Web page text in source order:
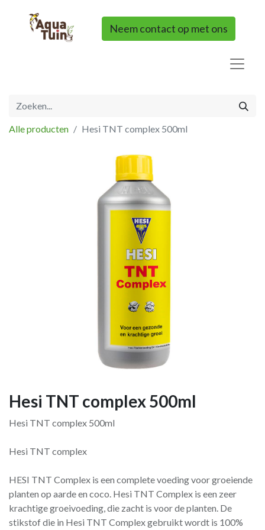
Neem contact op met ons
Alle producten Hesi TNT complex 500ml
Hesi TNT complex 500ml
Hesi TNT complex 500ml
Hesi TNT complex
HESI TNT Complex is een complete voeding voor groeiende
planten op aarde en coco. Hesi TNT Complex is een zeer
krachtige groeivoeding, die zacht is voor de planten. De
stikstof die in Hesi TNT Complex gebruikt wordt is 100%